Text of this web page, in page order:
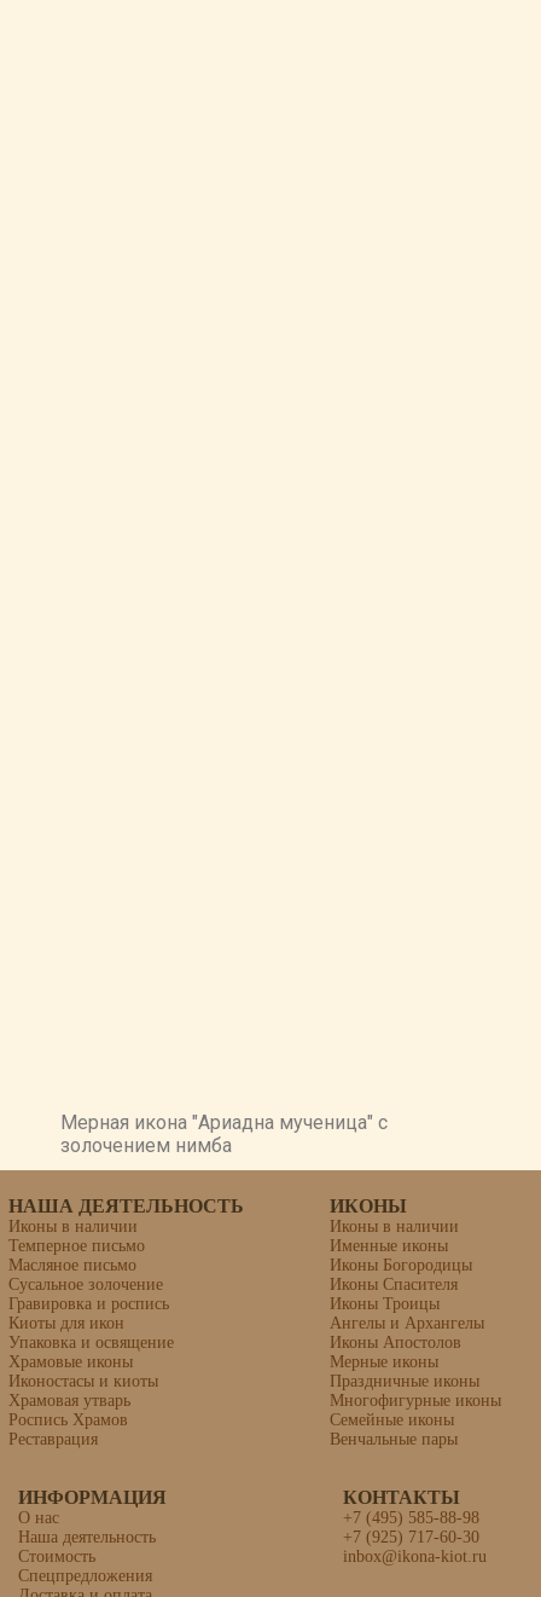
Мерная икона "Ариадна мученица" с
золочением нимба
НАША ДЕЯТЕЛЬНОСТЬ
Иконы в наличии
Темперное письмо
Масляное письмо
Сусальное золочение
Гравировка и роспись
Киоты для икон
Упаковка и освящение
Храмовые иконы
Иконостасы и киоты
Храмовая утварь
Роспись Храмов
Реставрация
ИКОНЫ
Иконы в наличии
Именные иконы
Иконы Богородицы
Иконы Спасителя
Иконы Троицы
Ангелы и Архангелы
Иконы Апостолов
Мерные иконы
Праздничные иконы
Многофигурные иконы
Семейные иконы
Венчальные пары
ИНФОРМАЦИЯ
О нас
Наша деятельность
Стоимость
Спецпредложения
КОНТАКТЫ
+7 (495) 585-88-98
+7 (925) 717-60-30
inbox@ikona-kiot.ru